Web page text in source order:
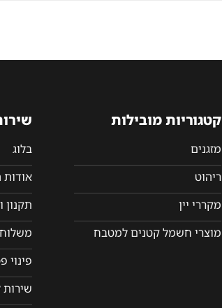
קטגוריות מובילות
מזגנים
ריהוט
מקררי יין
מוצרי חשמל קטנים למטבח
בלוג
פינוי